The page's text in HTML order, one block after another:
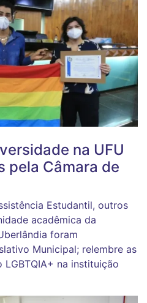
na UFU
pela Câmara de
Estudantil, outros
acadêmica da
foram
Municipal; relembre as
na instituição